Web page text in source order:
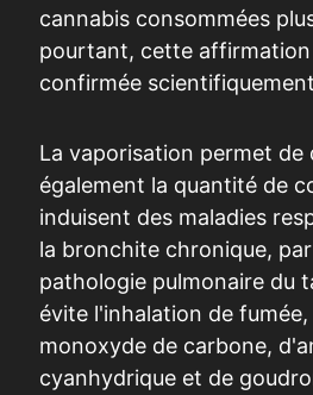
cannabis consommées
pourtant, cette
confirmée
La vaporisation permet de
également la quantité de
induisent des maladies
la bronchite chronique,
pathologie pulmonaire du
évite l'inhalation de
monoxyde de carbone,
cyanhydrique et de